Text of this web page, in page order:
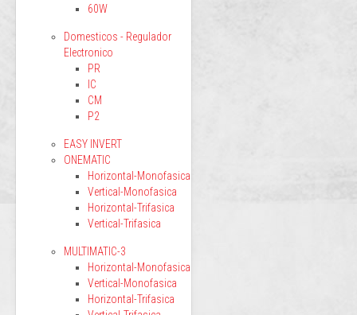
60W
Domesticos - Regulador
Electronico
PR
IC
CM
P2
EASY INVERT
ONEMATIC
Horizontal-Monofasica
Vertical-Monofasica
Horizontal-Trifasica
Vertical-Trifasica
MULTIMATIC-3
Horizontal-Monofasica
Vertical-Monofasica
Horizontal-Trifasica